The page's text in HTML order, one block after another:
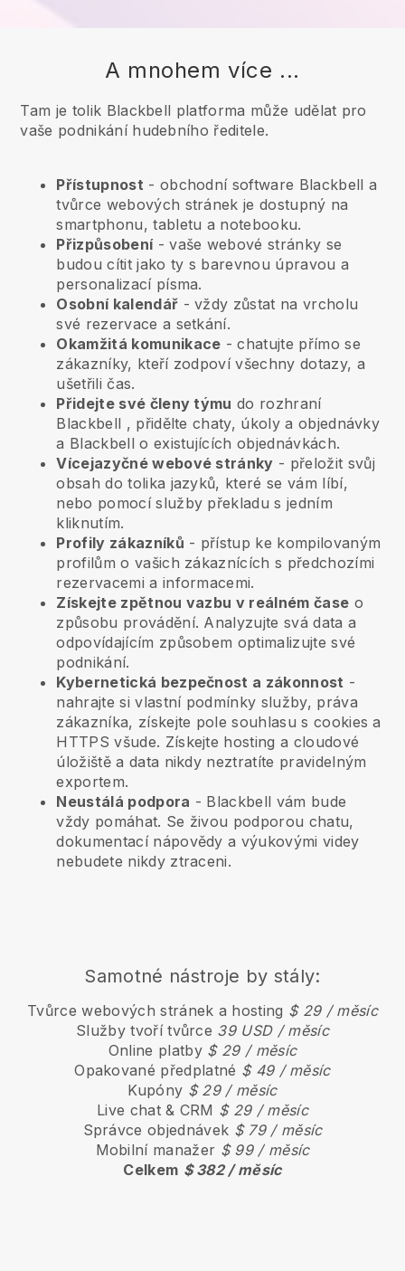
A mnohem více ...
Tam je tolik Blackbell platforma může udělat pro
vaše podnikání hudebního ředitele.
Přístupnost - obchodní software Blackbell a
tvůrce webových stránek je dostupný na
smartphonu, tabletu a notebooku.
Přizpůsobení- vaše webové stránky se
budou cítit jako ty s barevnou úpravou a
personalizací písma.
Osobní kalendář - vždy zůstat na vrcholu
své rezervace a setkání.
Okamžitá komunikace - chatujte přímo se
zákazníky, kteří zodpoví všechny dotazy, a
ušetřili čas.
Přidejte své členy týmu do rozhraní
Blackbell , přidělte chaty, úkoly a objednávky
a Blackbell o existujících objednávkách.
Vícejazyčné webové stránky - přeložit svůj
obsah do tolika jazyků, které se vám líbí,
nebo pomocí služby překladu s jedním
kliknutím.
Profily zákazníků - přístup ke kompilovaným
profilům o vašich zákaznících s předchozími
rezervacemi a informacemi.
Získejte zpětnou vazbu v reálném čase o
způsobu provádění. Analyzujte svá data a
odpovídajícím způsobem optimalizujte své
podnikání.
Kybernetická bezpečnost a zákonnost -
nahrajte si vlastní podmínky služby, práva
zákazníka, získejte pole souhlasu s cookies a
HTTPS všude. Získejte hosting a cloudové
úložiště a data nikdy neztratíte pravidelným
exportem.
Neustálá podpora - Blackbell vám bude
vždy pomáhat. Se živou podporou chatu,
dokumentací nápovědy a výukovými videy
nebudete nikdy ztraceni.
Samotné nástroje by stály:
Tvůrce webových stránek a hosting $ 29 / měsíc
Služby tvoří tvůrce 39 USD / měsíc
Online platby $ 29 / měsíc
Opakované předplatné $ 49 / měsíc
Kupóny $ 29 / měsíc
Live chat & CRM $ 29 / měsíc
Správce objednávek $ 79 / měsíc
Mobilní manažer $ 99 / měsíc
Celkem $ 382 / měsíc